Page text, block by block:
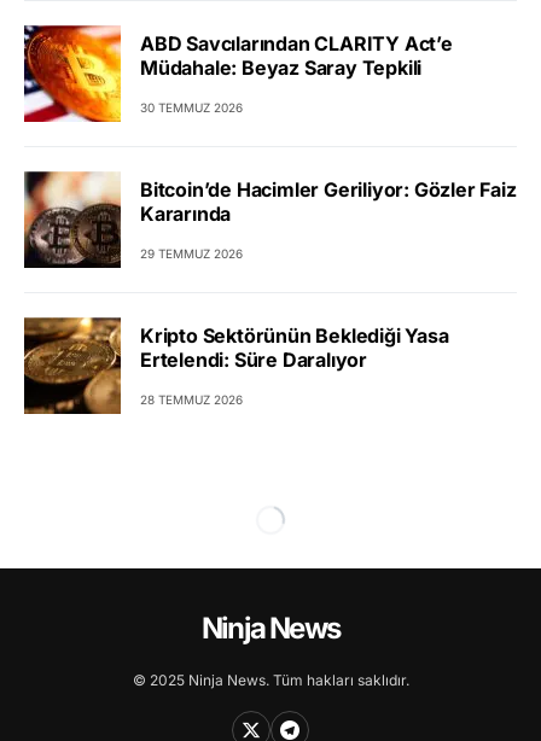
ABD Savcılarından CLARITY Act’e
Müdahale: Beyaz Saray Tepkili
30 TEMMUZ 2026
Bitcoin’de Hacimler Geriliyor: Gözler Faiz
Kararında
29 TEMMUZ 2026
Kripto Sektörünün Beklediği Yasa
Ertelendi: Süre Daralıyor
28 TEMMUZ 2026
Ninja News
© 2025 Ninja News. Tüm hakları saklıdır.